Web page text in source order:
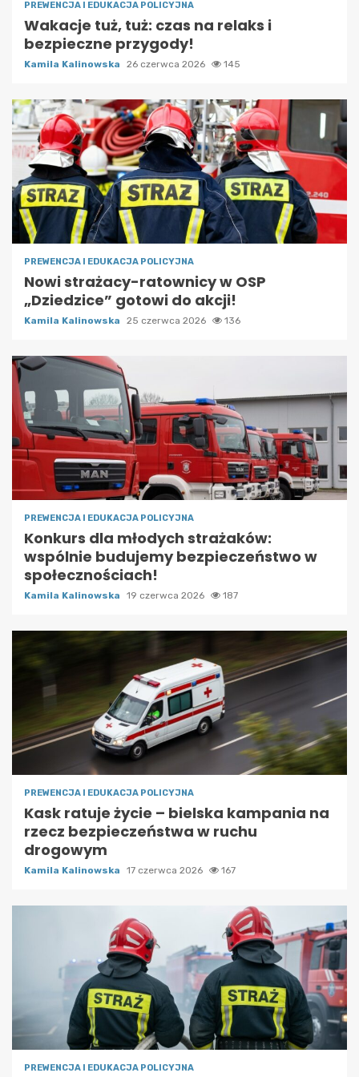
PREWENCJA I EDUKACJA POLICYJNA
Wakacje tuż, tuż: czas na relaks i
bezpieczne przygody!
Kamila Kalinowska 26 czerwca 2026 145
PREWENCJA I EDUKACJA POLICYJNA
Nowi strażacy-ratownicy w OSP
„Dziedzice” gotowi do akcji!
Kamila Kalinowska 25 czerwca 2026 136
PREWENCJA I EDUKACJA POLICYJNA
Konkurs dla młodych strażaków:
wspólnie budujemy bezpieczeństwo w
społecznościach!
Kamila Kalinowska 19 czerwca 2026 187
PREWENCJA I EDUKACJA POLICYJNA
Kask ratuje życie – bielska kampania na
rzecz bezpieczeństwa w ruchu
drogowym
Kamila Kalinowska 17 czerwca 2026 167
PREWENCJA I EDUKACJA POLICYJNA